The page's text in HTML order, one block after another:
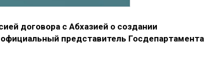
договора с Абхазией о создании
представитель Госдепартамента